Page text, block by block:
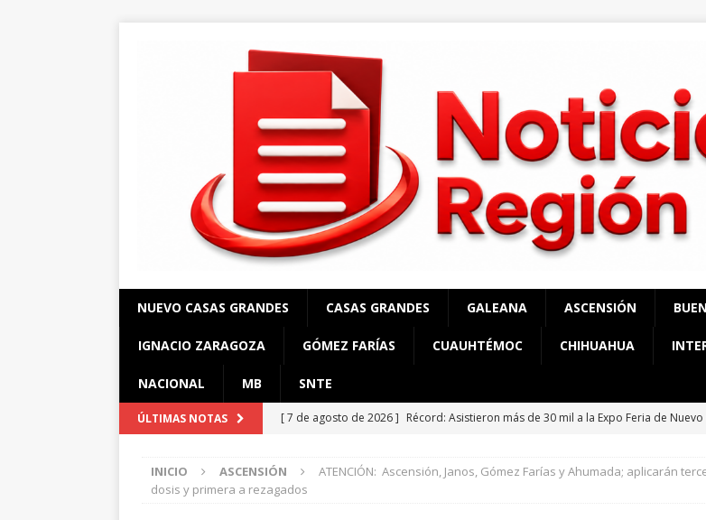
NUEVO CASAS GRANDES CASAS GRANDES GALEANA ASCENSIÓN
IGNACIO ZARAGOZA GÓMEZ FARÍAS CUAUHTÉMOC CHIHUAHUA
NACIONAL MB SNTE
ÚLTIMAS NOTAS [ 7 de agosto de 2026 ] Récord: Asistieron más de 30 mil a la Expo Feria de Nuevo
[ 7 de agosto de 2026 ] Reclama Ascensión a CFE por apagones constantes
INICIO ASCENSIÓN
ATENCIÓN: Ascensión, Janos, Gómez Farías y Ahumada; aplicarán
dosis y primera a rezagados